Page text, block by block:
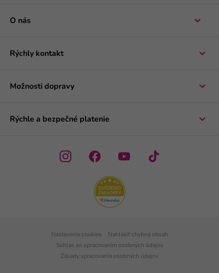
O nás
Rýchly kontakt
Možnosti dopravy
Rýchle a bezpečné platenie
Nastavenie cookies
Nahlásiť chybný obsah
Súhlas so spracovaním osobných údajov
Zásady spracovania osobných údajov